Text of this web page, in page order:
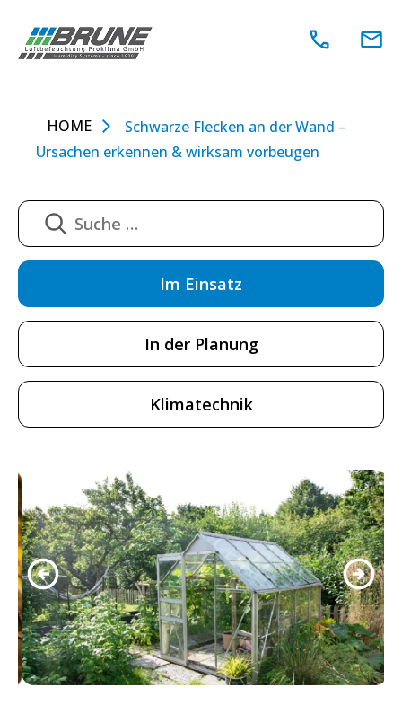
Inhalt
springen
HOME
Schwarze Flecken an der Wand –
Ursachen erkennen & wirksam vorbeugen
Im Einsatz
In der Planung
Klimatechnik